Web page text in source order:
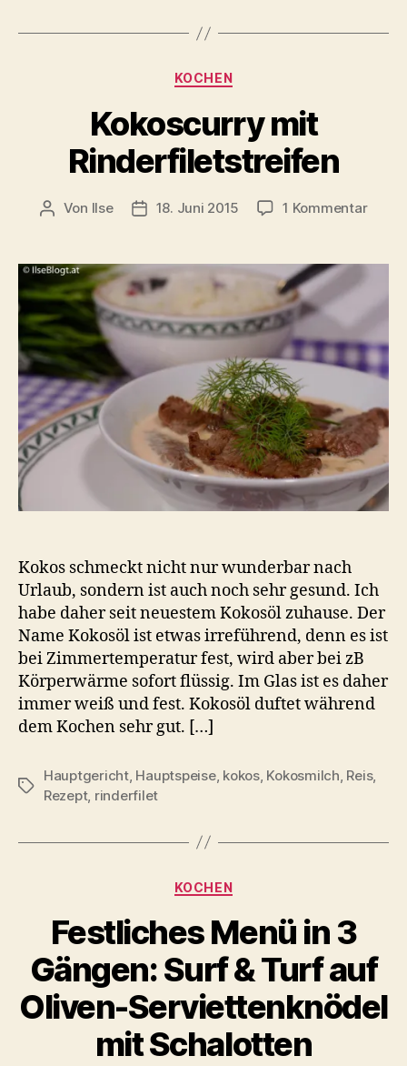
Kategorien
KOCHEN
Kokoscurry mit
Rinderfiletstreifen
Beitragsautor
Von Ilse Beitragsdatum
18. Juni 2015 1 Kommentarzu
Kokos schmeckt nicht nur wunderbar nach
Urlaub, sondern ist auch noch sehr gesund. Ich
habe daher seit neuestem Kokosöl zuhause. Der
Name Kokosöl ist etwas irreführend, denn es ist
bei Zimmertemperatur fest, wird aber bei zB
Körperwärme sofort flüssig. Im Glas ist es daher
immer weiß und fest. Kokosöl duftet während
dem Kochen sehr gut. […]
Schlagwörter
Hauptgericht, Hauptspeise, kokos, Kokosmilch, Reis,
Rezept, rinderfilet
Kategorien
KOCHEN
Festliches Menü in 3
Gängen: Surf & Turf auf
Oliven-Serviettenknödel
mit Schalotten